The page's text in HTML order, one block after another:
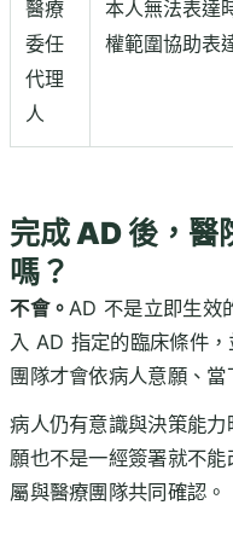
醫療
委任
代理
人
本人無法表達
權範圍協助表
完成 AD 後，醫
嗎？
不會。AD 不是立即生效
入 AD 指定的臨床條件
團隊才會依病人意願、
病人仍有意識與決策能
願也不是一經簽署就不
屬與醫療團隊共同確認。